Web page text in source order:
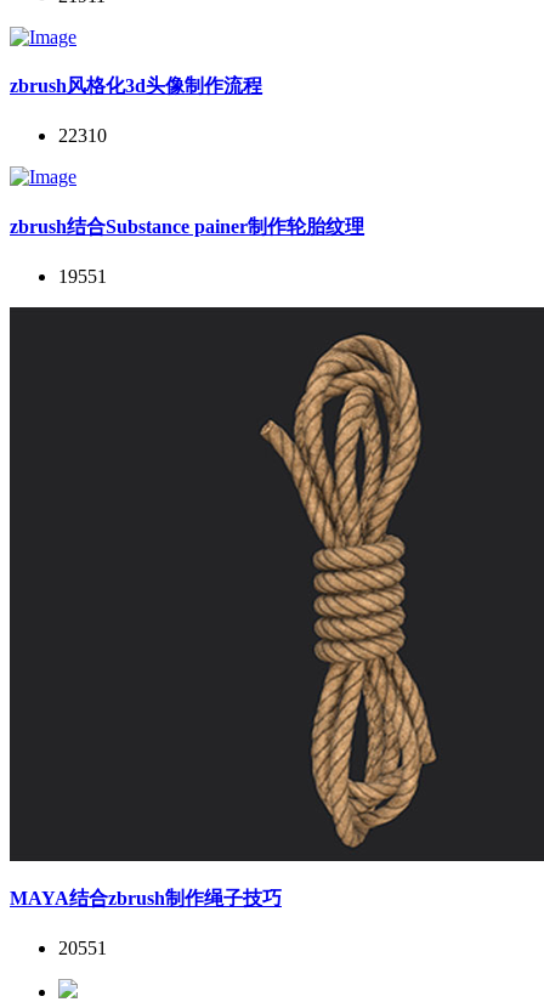
zbrush风格化3d头像制作流程
22310
zbrush结合Substance painer制作轮胎纹理
19551
MAYA结合zbrush制作绳子技巧
20551